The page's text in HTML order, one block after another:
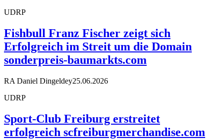
UDRP
Fishbull Franz Fischer zeigt sich
Erfolgreich im Streit um die Domain
sonderpreis-baumarkts.com
RA Daniel Dingeldey25.06.2026
UDRP
Sport-Club Freiburg erstreitet
erfolgreich scfreiburgmerchandise.com